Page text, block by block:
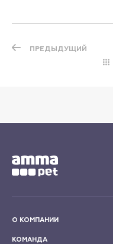
ПРЕДЫДУЩИЙ
О КОМПАНИИ
КОМАНДА